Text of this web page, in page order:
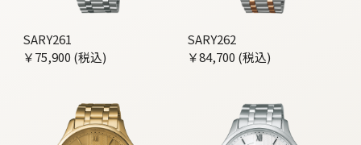
SARY261
￥75,900 (税込)
SARY262
￥84,700 (税込)